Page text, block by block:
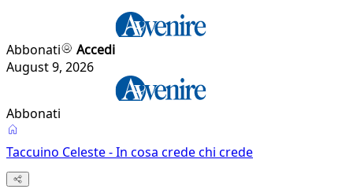
Abbonati
Accedi
August 9, 2026
Abbonati
Taccuino Celeste - In cosa crede chi crede